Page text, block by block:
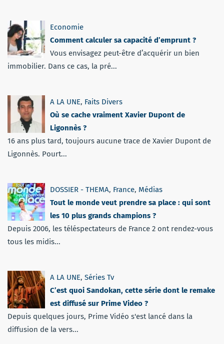
Economie
Comment calculer sa capacité d’emprunt ?
Vous envisagez peut-être d’acquérir un bien
immobilier. Dans ce cas, la pré...
A LA UNE, Faits Divers
Où se cache vraiment Xavier Dupont de
Ligonnès ?
16 ans plus tard, toujours aucune trace de Xavier Dupont de
Ligonnès. Pourt...
DOSSIER - THEMA, France, Médias
Tout le monde veut prendre sa place : qui sont
les 10 plus grands champions ?
Depuis 2006, les téléspectateurs de France 2 ont rendez-vous
tous les midis...
A LA UNE, Séries Tv
C’est quoi Sandokan, cette série dont le remake
est diffusé sur Prime Video ?
Depuis quelques jours, Prime Vidéo s'est lancé dans la
diffusion de la vers...